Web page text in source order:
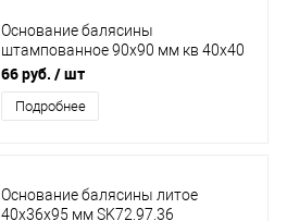
Основание балясины
штампованное 90х90 мм кв 40х40
мм 13.321.01/02/4906Т/ОБ5240
66 руб. / шт
Подробнее
Основание балясины литое
40х36х95 мм SK72.97.36